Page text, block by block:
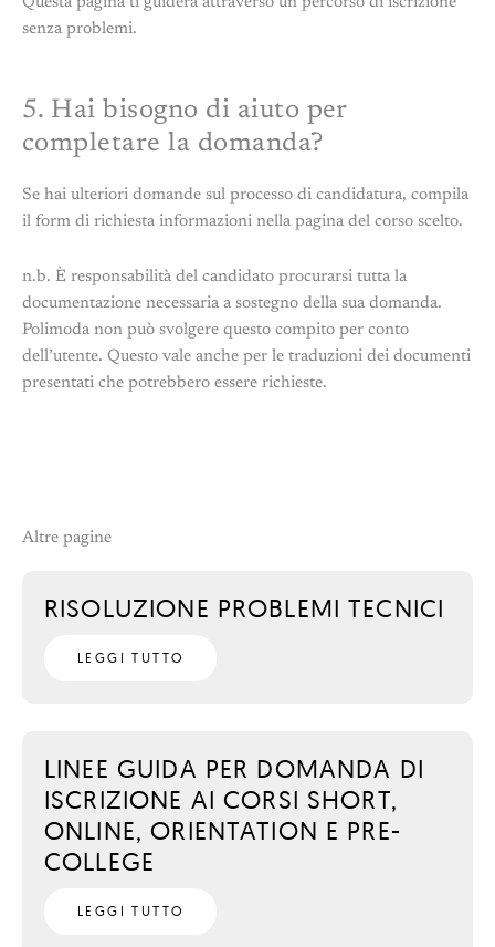
senza problemi.
5. Hai bisogno di aiuto per
completare la domanda?
Se hai ulteriori domande sul processo di candidatura, compila
il form di richiesta informazioni nella pagina del corso scelto.
n.b. È responsabilità del candidato procurarsi tutta la
documentazione necessaria a sostegno della sua domanda.
Polimoda non può svolgere questo compito per conto
dell’utente. Questo vale anche per le traduzioni dei documenti
presentati che potrebbero essere richieste.
Altre pagine
RISOLUZIONE PROBLEMI TECNICI
LEGGI TUTTO
LINEE GUIDA PER DOMANDA DI
ISCRIZIONE AI CORSI SHORT,
ONLINE, ORIENTATION E PRE-
COLLEGE
LEGGI TUTTO